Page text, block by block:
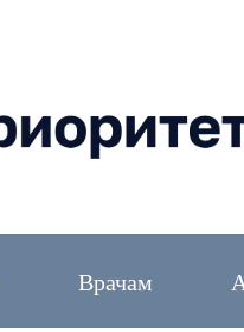
Врачам